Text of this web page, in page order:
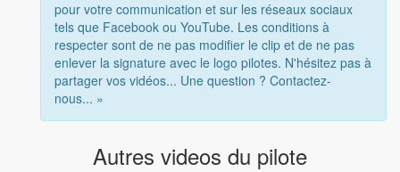
pour votre communication et sur les réseaux sociaux
tels que Facebook ou YouTube. Les conditions à
respecter sont de ne pas modifier le clip et de ne pas
enlever la signature avec le logo pilotes. N'hésitez pas à
partager vos vidéos... Une question ? Contactez-
nous... »
Autres videos du pilote